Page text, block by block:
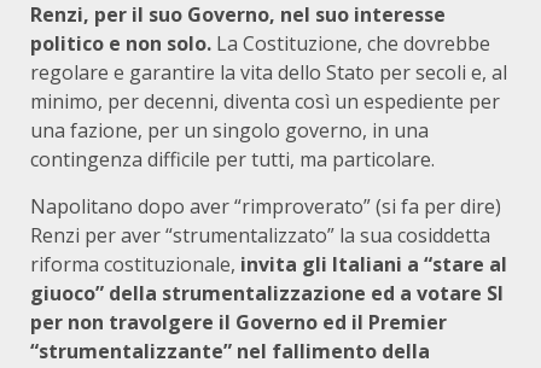
Renzi, per il suo Governo, nel suo interesse
politico e non solo. La Costituzione, che dovrebbe
regolare e garantire la vita dello Stato per secoli e, al
minimo, per decenni, diventa così un espediente per
una fazione, per un singolo governo, in una
contingenza difficile per tutti, ma particolare.
Napolitano dopo aver “rimproverato” (si fa per dire)
Renzi per aver “strumentalizzato” la sua cosiddetta
riforma costituzionale, invita gli Italiani a “stare al
giuoco” della strumentalizzazione ed a votare SI
per non travolgere il Governo ed il Premier
“strumentalizzante” nel fallimento della